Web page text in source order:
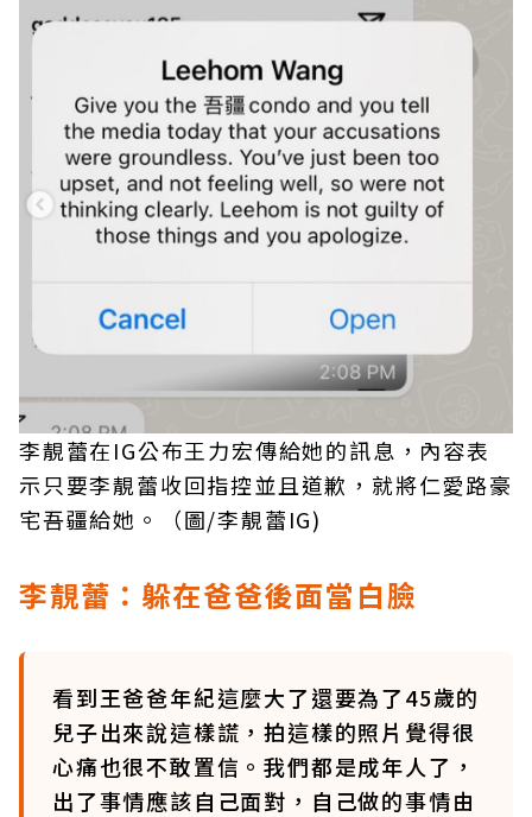
李靚蕾在IG公布王力宏傳給她的訊息，內容表
示只要李靚蕾收回指控並且道歉，就將仁愛路豪
宅吾疆給她。（圖/李靚蕾IG)
李靚蕾：躲在爸爸後面當白臉
看到王爸爸年紀這麼大了還要為了45歲的
兒子出來說這樣謊，拍這樣的照片覺得很
心痛也很不敢置信。我們都是成年人了，
出了事情應該自己面對，自己做的事情由